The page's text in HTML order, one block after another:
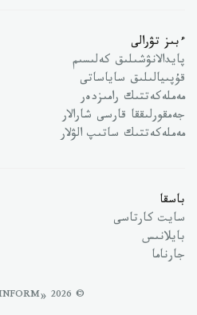
ءبىز تۋرالى
پايدالانۋشىلىق كەلىسىم
قۇپىيالىلىق ساياساتى
مەملەكەتتىك رامىزدەر
جەمقورلىققا قارسى شارالار
مەملەكەتتىك ساتىپ الۋلار
باسقا
سايت كارتاسى
بايلانىس
جارناما
© 2026 «KAZINFORM» حاق